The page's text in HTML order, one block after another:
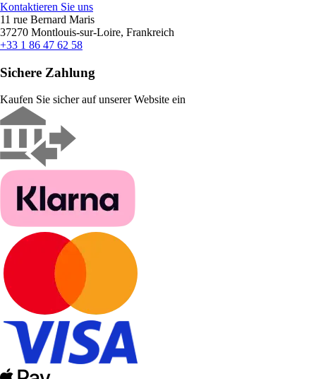
Kontaktieren Sie uns
11 rue Bernard Maris
37270 Montlouis-sur-Loire, Frankreich
+33 1 86 47 62 58
Sichere Zahlung
Kaufen Sie sicher auf unserer Website ein